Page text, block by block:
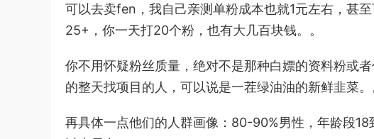
可以去卖fen，我自己亲测单粉成本也就1元左右，甚
25+，你一天打20个粉，也有大几百块钱。。
你不用怀疑粉丝质量，绝对不是那种白嫖的资料粉或
的整天找项目的人，可以说是一茬绿油油的新鲜韭菜。
再具体一点他们的人群画像：80-90%男性，年龄段